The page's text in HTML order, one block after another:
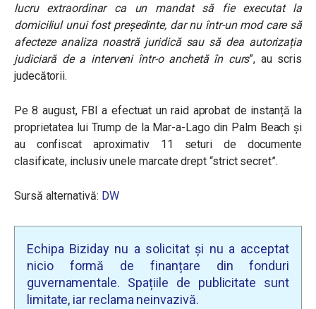
lucru extraordinar ca un mandat să fie executat la
domiciliul unui fost președinte, dar nu într-un mod care să
afecteze analiza noastră juridică sau să dea autorizația
judiciară de a interveni într-o anchetă în curs”, au scris
judecătorii.
Pe 8 august, FBI a efectuat un raid aprobat de instanță la
proprietatea lui Trump de la Mar-a-Lago din Palm Beach și
au confiscat aproximativ 11 seturi de documente
clasificate, inclusiv unele marcate drept “strict secret”.
Sursă alternativă: DW
Echipa Biziday nu a solicitat și nu a acceptat
nicio formă de finanțare din fonduri
guvernamentale. Spațiile de publicitate sunt
limitate, iar reclama neinvazivă.